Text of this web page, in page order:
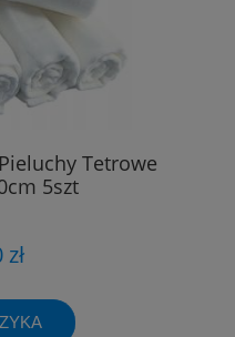
Tetrowe
5szt